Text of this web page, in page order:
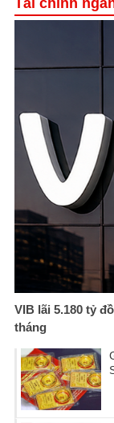
Tài chính
VIB lãi 5.180 tỷ
tháng